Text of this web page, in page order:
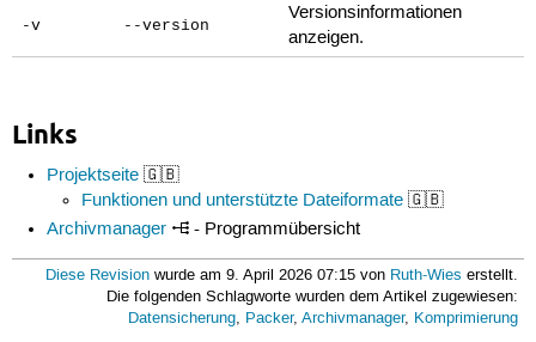
-v --version
Versionsinformationen
anzeigen.
Links
Projektseite 🇬🇧
Funktionen und unterstützte Dateiformate 🇬🇧
Archivmanager
- Programmübersicht
Diese Revision wurde am 9. April 2026 07:15 von Ruth-Wies erstellt.
Die folgenden Schlagworte wurden dem Artikel zugewiesen:
Datensicherung, Packer,Archivmanager, Komprimierung